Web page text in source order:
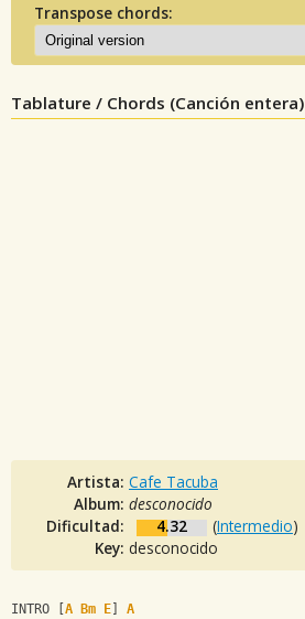
Transpose chords:
Tablature / Chords (Canción entera)
Artista: Cafe Tacuba
Album: desconocido
Dificultad:
4.32 (Intermedio)
Key: desconocido
INTRO [ A Bm E A